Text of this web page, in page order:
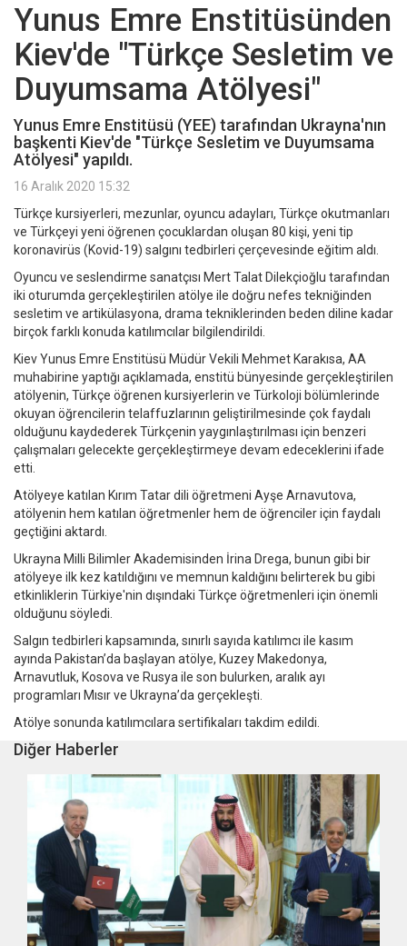
Yunus Emre Enstitüsünden
Kiev'de "Türkçe Sesletim ve
Duyumsama Atölyesi"
Yunus Emre Enstitüsü (YEE) tarafından Ukrayna'nın
başkenti Kiev'de "Türkçe Sesletim ve Duyumsama
Atölyesi" yapıldı.
16 Aralık 2020 15:32
Türkçe kursiyerleri, mezunlar, oyuncu adayları, Türkçe okutmanları
ve Türkçeyi yeni öğrenen çocuklardan oluşan 80 kişi, yeni tip
koronavirüs (Kovid-19) salgını tedbirleri çerçevesinde eğitim aldı.
Oyuncu ve seslendirme sanatçısı Mert Talat Dilekçioğlu tarafından
iki oturumda gerçekleştirilen atölye ile doğru nefes tekniğinden
sesletim ve artikülasyona, drama tekniklerinden beden diline kadar
birçok farklı konuda katılımcılar bilgilendirildi.
Kiev Yunus Emre Enstitüsü Müdür Vekili Mehmet Karakısa, AA
muhabirine yaptığı açıklamada, enstitü bünyesinde gerçekleştirilen
atölyenin, Türkçe öğrenen kursiyerlerin ve Türkoloji bölümlerinde
okuyan öğrencilerin telaffuzlarının geliştirilmesinde çok faydalı
olduğunu kaydederek Türkçenin yaygınlaştırılması için benzeri
çalışmaları gelecekte gerçekleştirmeye devam edeceklerini ifade
etti.
Atölyeye katılan Kırım Tatar dili öğretmeni Ayşe Arnavutova,
atölyenin hem katılan öğretmenler hem de öğrenciler için faydalı
geçtiğini aktardı.
Ukrayna Milli Bilimler Akademisinden İrina Drega, bunun gibi bir
atölyeye ilk kez katıldığını ve memnun kaldığını belirterek bu gibi
etkinliklerin Türkiye'nin dışındaki Türkçe öğretmenleri için önemli
olduğunu söyledi.
Salgın tedbirleri kapsamında, sınırlı sayıda katılımcı ile kasım
ayında Pakistan’da başlayan atölye, Kuzey Makedonya,
Arnavutluk, Kosova ve Rusya ile son bulurken, aralık ayı
programları Mısır ve Ukrayna’da gerçekleşti.
Atölye sonunda katılımcılara sertifikaları takdim edildi.
Diğer Haberler